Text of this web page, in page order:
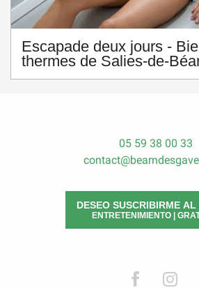
Escapade deux jours -
thermes de Salies-de-
05 59 38 00 33
DESEO SUSCRIBIRME
ENTRETENIMIENTO |